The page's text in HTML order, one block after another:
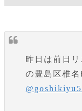
昨日は前日
の豊島区椎名